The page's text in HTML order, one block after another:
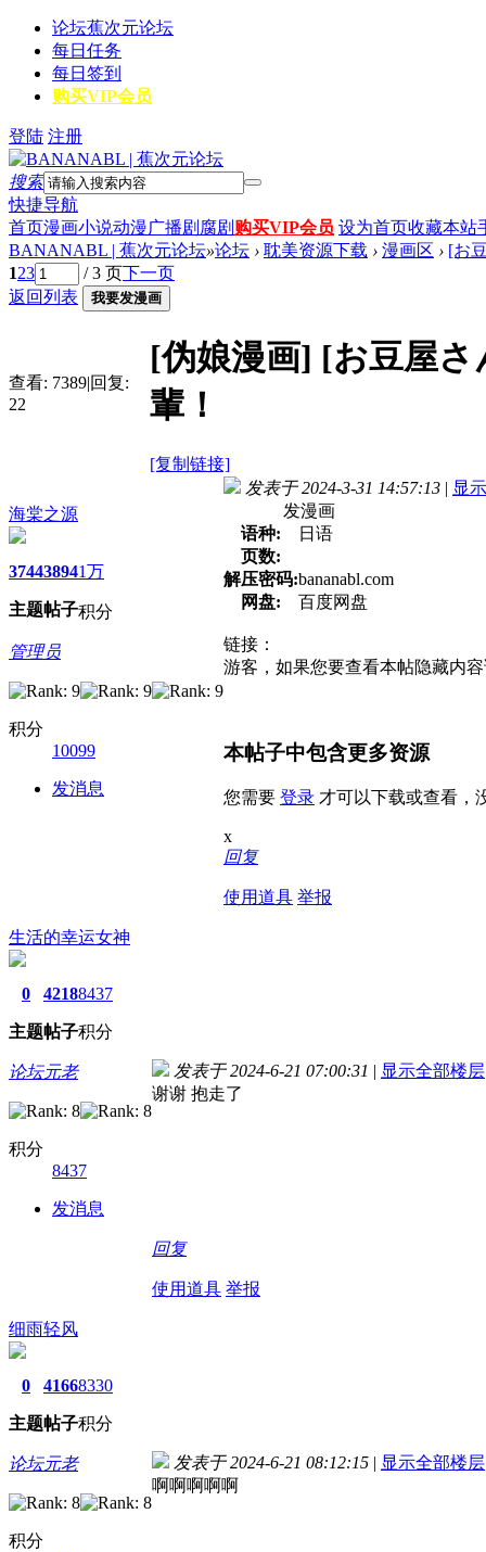
论坛蕉次元论坛
每日任务
每日签到
购买VIP会员
登陆 注册
搜索
快捷导航
首页漫画小说动漫广播剧 腐剧 购买VIP会员 设为首页收藏本站
BANANABL | 蕉次元论坛»论坛 › 耽美资源下载 › 漫画区 › [お
123 / 3 页下一页
返回列表
我要发漫画
查看: 7389|回复:
22
[伪娘漫画] [お豆屋さ
輩！
[复制链接]
海棠之源
3744
主题
3894
帖子
1万
积分
管理员
积分
10099
发消息
发表于 2024-3-31 14:57:13 | 显
发漫画
语种:
日语
页数:
解压密码:bananabl.com
网盘:
百度网盘
链接：
游客，如果您要查看本帖隐藏内
本帖子中包含更多资源
您需要 登录 才可以下载或查看，
x
回复
使用道具 举报
生活的幸运女神
0
主题
4218
帖子
8437
积分
论坛元老
积分
8437
发消息
发表于 2024-6-21 07:00:31 | 显示全部楼层
谢谢 抱走了
回复
使用道具 举报
细雨轻风
0
主题
4166
帖子
8330
积分
论坛元老
积分
发表于 2024-6-21 08:12:15 | 显示全部楼层
啊啊啊啊啊